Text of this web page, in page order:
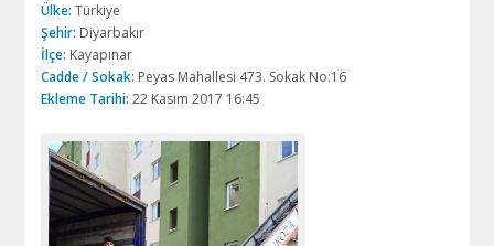
Ülke: Türkiye
Şehir: Diyarbakır
İlçe: Kayapınar
Cadde / Sokak: Peyas Mahallesi 473. Sokak No:16
Ekleme Tarihi: 22 Kasım 2017 16:45